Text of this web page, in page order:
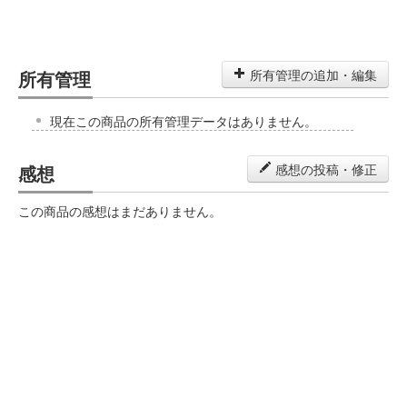
所有管理 所有管理の追加・編集
現在この商品の所有管理データはありません。
感想 感想の投稿・修正
この商品の感想はまだありません。